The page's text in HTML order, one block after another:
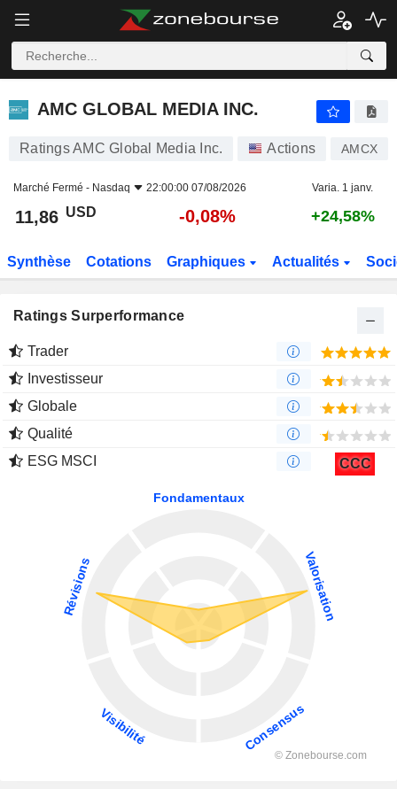
AMC GLOBAL MEDIA INC.
AMC GLOBAL MEDIA INC.
Ratings AMC Global Media Inc. Actions AMCX
Marché Fermé - Nasdaq 22:00:00 07/08/2026 Varia. 1 janv.
11,86 USD -0,08% +24,58%
Synthèse Cotations Graphiques Actualités
Ratings Surperformance
Trader
Investisseur
Globale
Qualité
ESG MSCI
CCC